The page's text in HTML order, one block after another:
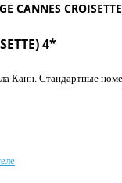
CANNES
4*
Канн. Стандартные